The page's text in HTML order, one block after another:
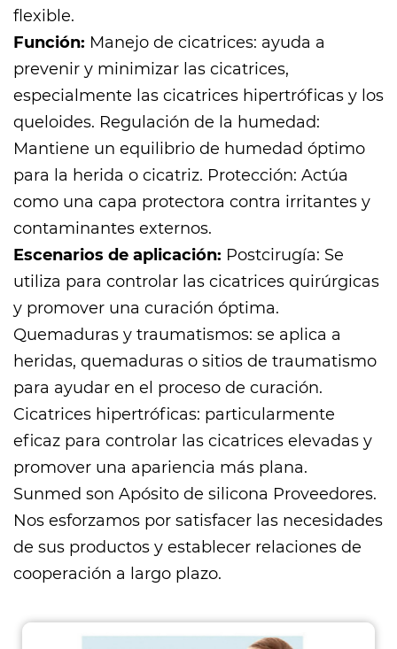
flexible.
Función: Manejo de cicatrices: ayuda a
prevenir y minimizar las cicatrices,
especialmente las cicatrices hipertróficas y los
queloides. Regulación de la humedad:
Mantiene un equilibrio de humedad óptimo
para la herida o cicatriz. Protección: Actúa
como una capa protectora contra irritantes y
contaminantes externos.
Escenarios de aplicación: Postcirugía: Se
utiliza para controlar las cicatrices quirúrgicas
y promover una curación óptima.
Quemaduras y traumatismos: se aplica a
heridas, quemaduras o sitios de traumatismo
para ayudar en el proceso de curación.
Cicatrices hipertróficas: particularmente
eficaz para controlar las cicatrices elevadas y
promover una apariencia más plana.
Sunmed son Apósito de silicona Proveedores.
Nos esforzamos por satisfacer las necesidades
de sus productos y establecer relaciones de
cooperación a largo plazo.